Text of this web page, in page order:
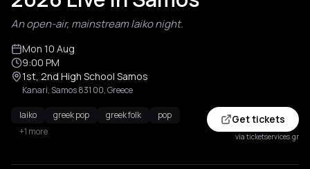
An open-air, mainstream laiko night.
Mon 10 Aug
9:00 PM
1st, 2nd High School Samos
Kanari, Samos 831 00, Greece
laiko greek pop greek folk
pop
+1 more
Get tickets
via ticketservices.gr